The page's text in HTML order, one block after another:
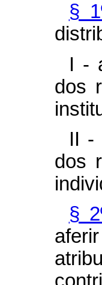
§
I -
dos
II -
dos
§